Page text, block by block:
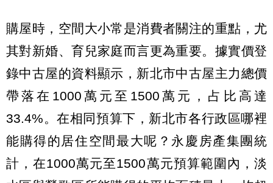
購屋時，空間大小常是消費者關注的重點，尤
其對新婚、育兒家庭而言更為重要。據實價登
錄中古屋的資料顯示，新北市中古屋主力總價
帶落在1000萬元至1500萬元，占比高達
33.4%。在相同預算下，新北市各行政區哪裡
能購得的居住空間最大呢？永慶房產集團統
計，在1000萬元至1500萬元預算範圍內，淡